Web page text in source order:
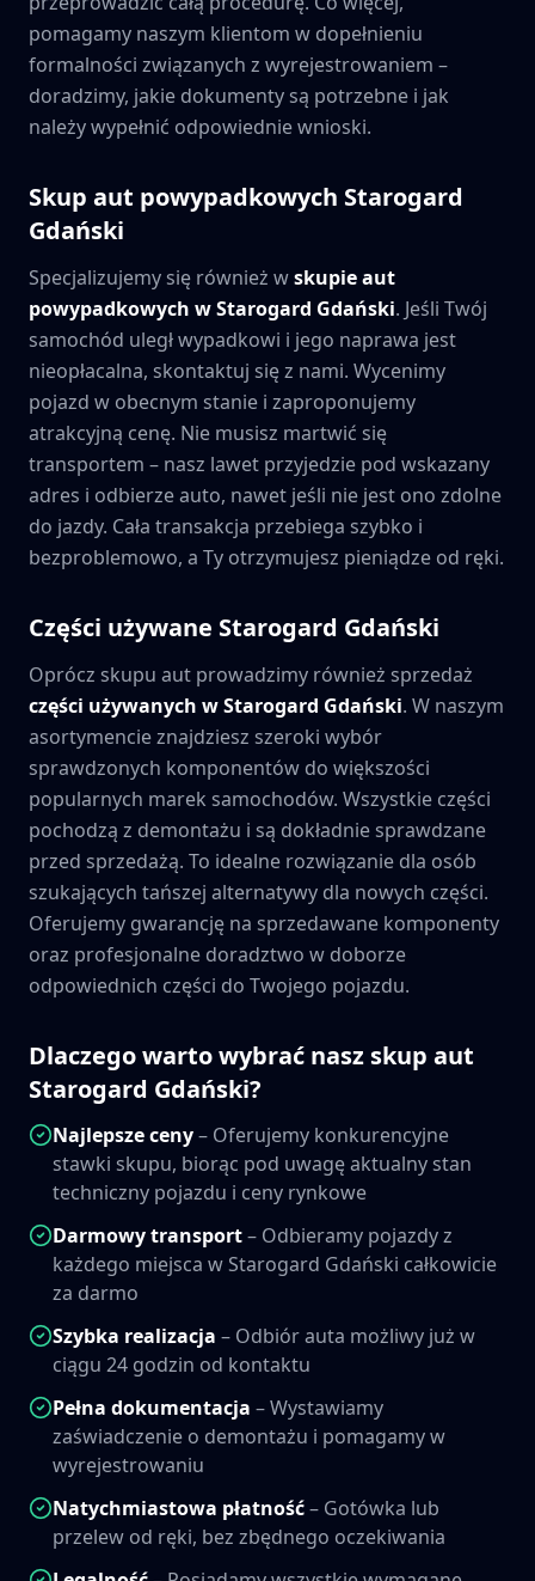
pomagamy naszym klientom w dopełnieniu
formalności związanych z wyrejestrowaniem –
doradzimy, jakie dokumenty są potrzebne i jak
należy wypełnić odpowiednie wnioski.
Skup aut powypadkowych Starogard
Gdański
Specjalizujemy się również wskupie aut
powypadkowych wStarogard Gdański. Jeśli Twój
samochód uległ wypadkowi i jego naprawa jest
nieopłacalna, skontaktuj się z nami. Wycenimy
pojazd w obecnym stanie i zaproponujemy
atrakcyjną cenę. Nie musisz martwić się
transportem – nasz lawet przyjedzie pod wskazany
adres i odbierze auto, nawet jeśli nie jest ono zdolne
do jazdy. Cała transakcja przebiega szybko i
bezproblemowo, a Ty otrzymujesz pieniądze od ręki.
Części używane Starogard Gdański
Oprócz skupu aut prowadzimy również sprzedaż
części używanych wStarogard Gdański. W naszym
asortymencie znajdziesz szeroki wybór
sprawdzonych komponentów do większości
popularnych marek samochodów. Wszystkie części
pochodzą z demontażu i są dokładnie sprawdzane
przed sprzedażą. To idealne rozwiązanie dla osób
szukających tańszej alternatywy dla nowych części.
Oferujemy gwarancję na sprzedawane komponenty
oraz profesjonalne doradztwo w doborze
odpowiednich części do Twojego pojazdu.
Dlaczego warto wybrać nasz skup aut
Starogard Gdański?
Najlepsze ceny– Oferujemy konkurencyjne
stawki skupu, biorąc pod uwagę aktualny stan
techniczny pojazdu i ceny rynkowe
Darmowy transport– Odbieramy pojazdy z
każdego miejsca wStarogard Gdański całkowicie
za darmo
Szybka realizacja – Odbiór auta możliwy już w
ciągu 24 godzin od kontaktu
Pełna dokumentacja – Wystawiamy
zaświadczenie o demontażu i pomagamy w
wyrejestrowaniu
Natychmiastowa płatność– Gotówka lub
przelew od ręki, bez zbędnego oczekiwania